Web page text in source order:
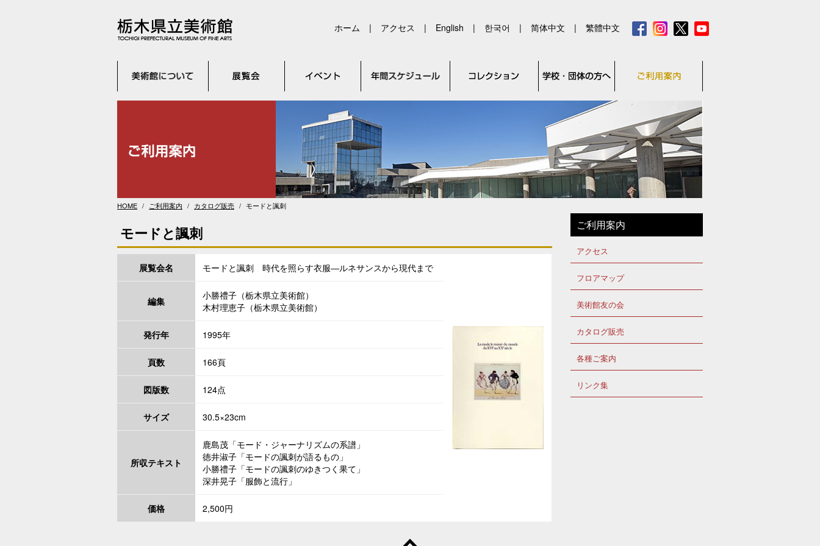
ホーム | アクセス | English | 한국어 | 简体中文 | 繁體中文
HOME ご利用案内 カタログ販売 モードと諷刺
モードと諷刺
展覧会名 モードと諷刺 時代を照らす衣服―ルネサンスから現代まで
編集
小勝禮子（栃木県立美術館）
木村理恵子（栃木県立美術館）
発行年 1995年
頁数 166頁
図版数 124点
サイズ 30.5×23cm
所収テキスト
鹿島茂「モード・ジャーナリズムの系譜」
徳井淑子「モードの諷刺が語るもの」
小勝禮子「モードの諷刺のゆきつく果て」
深井晃子「服飾と流行」
価格 2,500円
ご利用案内
アクセス
フロアマップ
美術館友の会
カタログ販売
各種ご案内
リンク集